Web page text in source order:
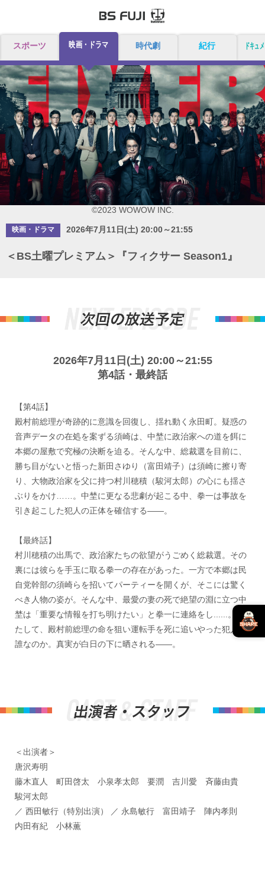
スポーツ 映画・ドラマ 時代劇 紀行 ドキュ
©2023 WOWOW INC.
映画・ドラマ 2026年7月11日(土) 20:00～21:55
＜BS土曜プレミアム＞『フィクサー Season1』
2026年7月11日(土) 20:00～21:55
第4話・最終話
【第4話】
殿村前総理が奇跡的に意識を回復し、揺れ動く永田町。疑惑の
音声データの在処を案ずる須崎は、中埜に政治家への道を餌に
本郷の屋敷で究極の決断を迫る。そんな中、総裁選を目前に、
勝ち目がないと悟った新田さゆり（富田靖子）は須崎に擦り寄
り、大物政治家を父に持つ村川穂積（駿河太郎）の心にも揺さ
ぶりをかけ……。中埜に更なる悲劇が起こる中、拳一は事故を
引き起こした犯人の正体を確信する――。
【最終話】
村川穂積の出馬で、政治家たちの欲望がうごめく総裁選。その
裏には彼らを手玉に取る拳一の存在があった。一方で本郷は民
自党幹部の須崎らを招いてパーティーを開くが、そこには驚く
べき人物の姿が。そんな中、最愛の妻の死で絶望の淵に立つ中
埜は「重要な情報を打ち明けたい」と拳一に連絡をし......。果
たして、殿村前総理の命を狙い運転手を死に追いやった犯人は
誰なのか。真実が白日の下に晒される——。
＜出演者＞
唐沢寿明
藤木直人 町田啓太 小泉孝太郎 要潤 吉川愛 斉藤由貴
駿河太郎
／ 西田敏行（特別出演） ／ 永島敏行 富田靖子 陣内孝則
内田有紀 小林薫